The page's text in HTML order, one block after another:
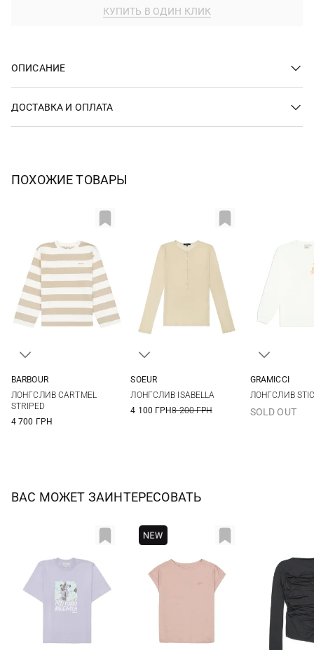
КУПИТЬ В ОДИН КЛИК
ОПИСАНИЕ
ДОСТАВКА И ОПЛАТА
ПОХОЖИЕ ТОВАРЫ
BARBOUR
ЛОНГСЛИВ CARTMEL
STRIPED
4 700 ГРН
SOEUR
ЛОНГСЛИВ ISABELLA
4 100 ГРН8 200 ГРН
GRAMICCI
ЛОНГСЛИВ
SOLD OUT
ВАС МОЖЕТ ЗАИНТЕРЕСОВАТЬ